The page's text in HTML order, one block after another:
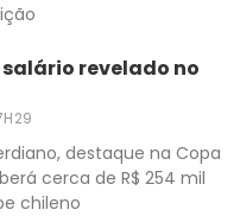
revelado no
destaque na Copa
cerca de R$ 254 mil
chileno